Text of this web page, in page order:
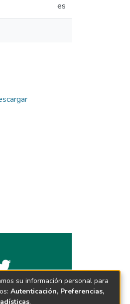
es
su información personal para
Autenticación, Preferencias,
.